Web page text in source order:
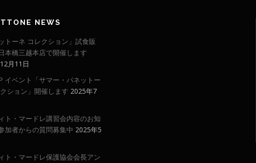
NEWS
トーネ コレクション」試食販
本橋三越本店で開催します
月11日
イベント「サマー・パネットー
ション」開催します 2025年7
ト・マードレ講習会内容のお知
加者からの質問募集中 2025年5
ト・マードレ保護協会会長アン